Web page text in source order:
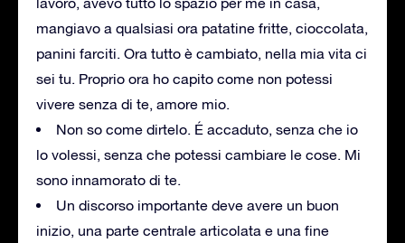
mangiavo a qualsiasi ora patatine fritte, cioccolata,
panini farciti. Ora tutto è cambiato, nella mia vita ci
sei tu. Proprio ora ho capito come non potessi
vivere senza di te, amore mio.
Non so come dirtelo. É accaduto, senza che io
lo volessi, senza che potessi cambiare le cose. Mi
sono innamorato di te.
Un discorso importante deve avere un buon
inizio, una parte centrale articolata e una fine